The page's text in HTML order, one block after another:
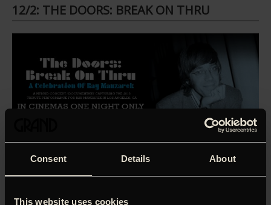
Consent Details About
This website uses cookies
12/2: THE DOORS: BREAK ON THRU
De tilbageværende medlemmer hylder Ray Manzarek i